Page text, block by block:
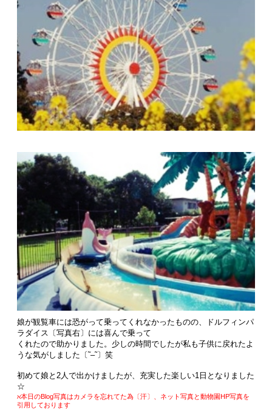
娘が観覧車には恐がって乗ってくれなかったものの、ドルフィンパ
ラダイス〔写真右〕には喜んで乗って
くれたので助かりました。少しの時間でしたが私も子供に戻れたよ
うな気がしました〔˜–˜〕笑
初めて娘と2人で出かけましたが、充実した楽しい1日となりました
☆
ℵ本日のBlog写真はカメラを忘れてた為〔汗〕、ネット写真と動物園HP写真を
引用しております